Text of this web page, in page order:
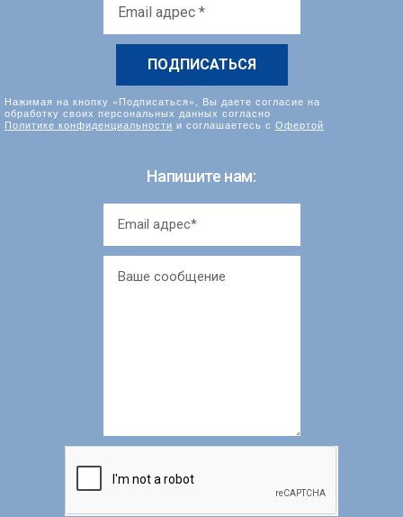
Нажимая на кнопку «Подписаться», Вы даете согласие на
обработку своих персональных данных согласно
Политике конфиденциальности и соглашаетесь с Офертой
Напишите нам: